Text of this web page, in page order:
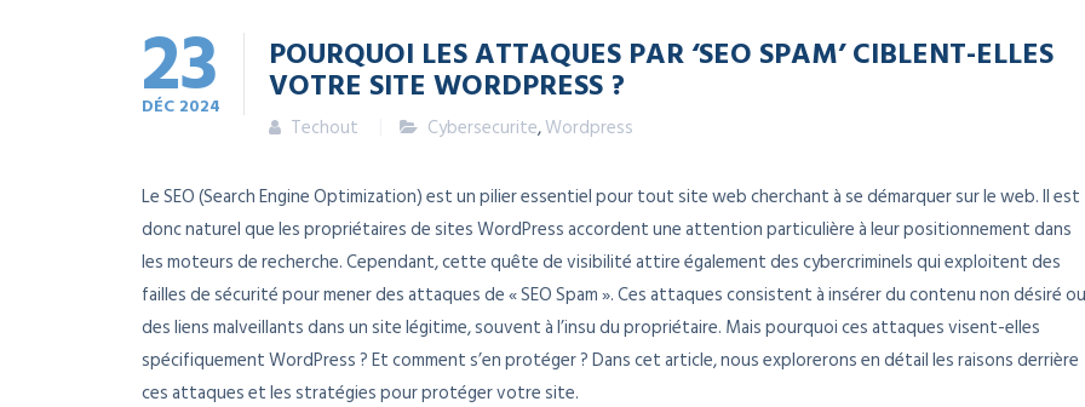
23
DÉC 2024
POURQUOI LES ATTAQUES PAR ‘SEO SPAM’ CIBLENT-ELLES
VOTRE SITE WORDPRESS ?
Techout Cybersecurite,Wordpress
Le SEO (Search Engine Optimization) est un pilier essentiel pour tout site web cherchant à se démarquer sur le web. Il est
donc naturel que les propriétaires de sites WordPress accordent une attention particulière à leur positionnement dans
les moteurs de recherche. Cependant, cette quête de visibilité attire également des cybercriminels qui exploitent des
failles de sécurité pour mener des attaques de « SEO Spam ». Ces attaques consistent à insérer du contenu non désiré ou
des liens malveillants dans un site légitime, souvent à l’insu du propriétaire. Mais pourquoi ces attaques visent-elles
spécifiquement WordPress ? Et comment s’en protéger ? Dans cet article, nous explorerons en détail les raisons derrière
ces attaques et les stratégies pour protéger votre site.